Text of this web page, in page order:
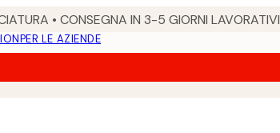
• CONSEGNA IN 3-5 GIORNI LAVORATIVI
PER LE AZIENDE